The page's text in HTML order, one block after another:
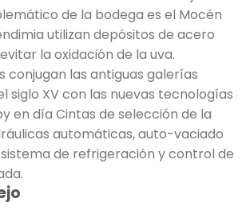
de la bodega es el Mocén
utilizan depósitos de acero
la oxidación de la uva.
conjugan las antiguas galerías
siglo XV con las nuevas tecnologías
en día Cintas de selección de la
automáticas, auto-vaciado
de refrigeración y control de